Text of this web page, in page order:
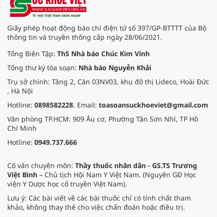
Giấy phép hoạt động báo chí điện tử số 397/GP-BTTTT của Bộ
thông tin và truyền thông cấp ngày 28/06/2021.
Tổng Biên Tập: ThS Nhà báo Chúc Kim Vinh
Tổng thư ký tòa soạn: Nhà báo Nguyễn Khải
Trụ sở chính: Tầng 2, Căn 03NV03, khu đô thị Lideco, Hoài Đức
, Hà Nội
Hotline: 0898582228. Email: toasoansuckhoeviet@gmail.com
Văn phòng TP.HCM: 909 Âu cơ, Phường Tân Sơn Nhì, TP Hồ
Chí Minh
Hotline: 0949.737.666
Cố vấn chuyên môn: Thầy thuốc nhân dân - GS.TS Trương
Việt Bình – Chủ tịch Hội Nam Y Việt Nam. (Nguyên GĐ Học
viện Y Dược học cổ truyền Việt Nam).
Lưu ý: Các bài viết về các bài thuốc chỉ có tính chất tham
khảo, không thay thế cho việc chẩn đoán hoặc điều trị.